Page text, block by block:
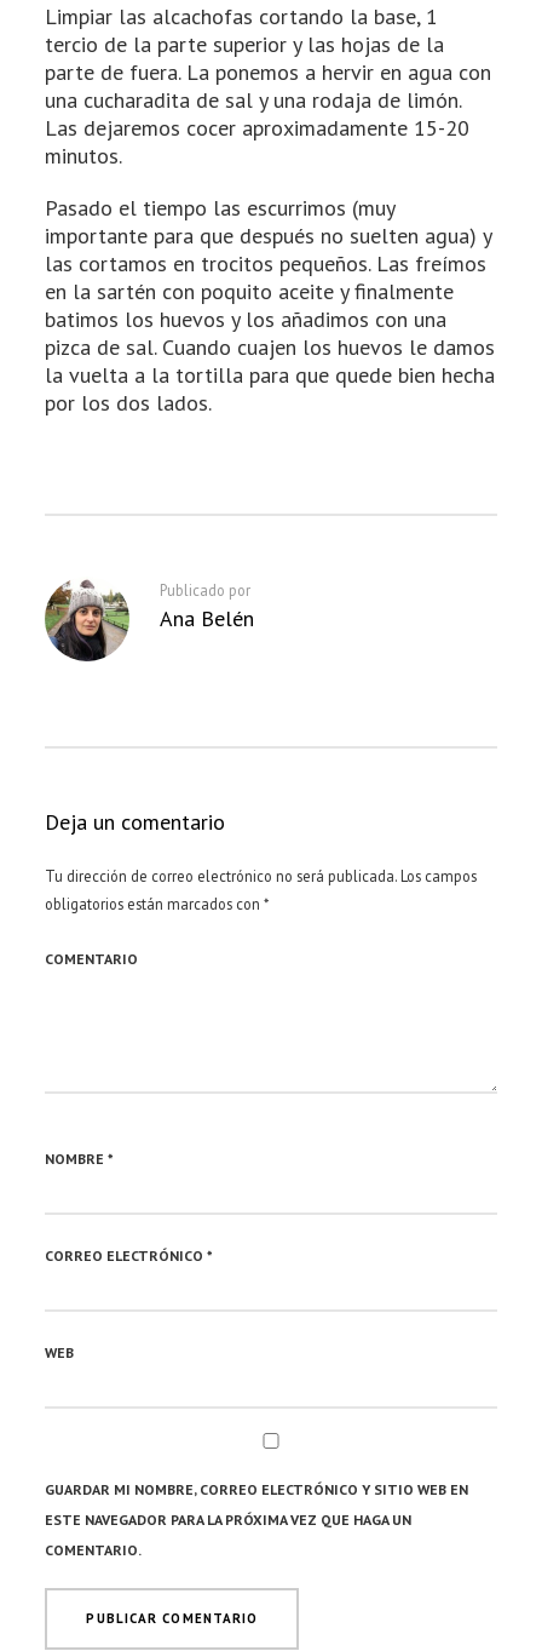
Limpiar las alcachofas cortando la base, 1
tercio de la parte superior y las hojas de la
parte de fuera. La ponemos a hervir en agua con
una cucharadita de sal y una rodaja de limón.
Las dejaremos cocer aproximadamente 15-20
minutos.
Pasado el tiempo las escurrimos (muy
importante para que después no suelten agua) y
las cortamos en trocitos pequeños. Las freímos
en la sartén con poquito aceite y finalmente
batimos los huevos y los añadimos con una
pizca de sal. Cuando cuajen los huevos le damos
la vuelta a la tortilla para que quede bien hecha
por los dos lados.
Publicado por
Ana Belén
Deja un comentario
Tu dirección de correo electrónico no será publicada. Los campos
obligatorios están marcados con*
COMENTARIO
NOMBRE*
CORREO ELECTRÓNICO*
WEB
GUARDAR MI NOMBRE, CORREO ELECTRÓNICO Y SITIO WEB EN
ESTE NAVEGADOR PARA LA PRÓXIMA VEZ QUE HAGA UN
COMENTARIO.